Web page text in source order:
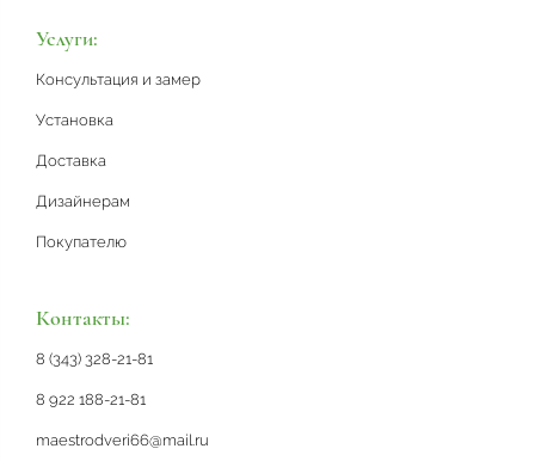
Услуги:
Консультация и замер
Установка
Доставка
Дизайнерам
Покупателю
Контакты:
8 (343) 328-21-81
8 922 188-21-81
maestrodveri66@mail.ru